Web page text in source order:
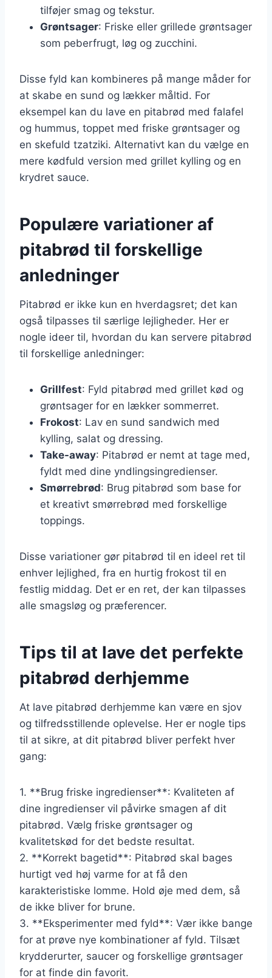
tilføjer smag og tekstur.
Grøntsager: Friske eller grillede grøntsager
som peberfrugt, løg og zucchini.
Disse fyld kan kombineres på mange måder for
at skabe en sund og lækker måltid. For
eksempel kan du lave en pitabrød med falafel
og hummus, toppet med friske grøntsager og
en skefuld tzatziki. Alternativt kan du vælge en
mere kødfuld version med grillet kylling og en
krydret sauce.
Populære variationer af
pitabrød til forskellige
anledninger
Pitabrød er ikke kun en hverdagsret; det kan
også tilpasses til særlige lejligheder. Her er
nogle ideer til, hvordan du kan servere pitabrød
til forskellige anledninger:
Grillfest: Fyld pitabrød med grillet kød og
grøntsager for en lækker sommerret.
Frokost: Lav en sund sandwich med
kylling, salat og dressing.
Take-away: Pitabrød er nemt at tage med,
fyldt med dine yndlingsingredienser.
Smørrebrød: Brug pitabrød som base for
et kreativt smørrebrød med forskellige
toppings.
Disse variationer gør pitabrød til en ideel ret til
enhver lejlighed, fra en hurtig frokost til en
festlig middag. Det er en ret, der kan tilpasses
alle smagsløg og præferencer.
Tips til at lave det perfekte
pitabrød derhjemme
At lave pitabrød derhjemme kan være en sjov
og tilfredsstillende oplevelse. Her er nogle tips
til at sikre, at dit pitabrød bliver perfekt hver
gang:
1. **Brug friske ingredienser**: Kvaliteten af
dine ingredienser vil påvirke smagen af dit
pitabrød. Vælg friske grøntsager og
kvalitetskød for det bedste resultat.
2. **Korrekt bagetid**: Pitabrød skal bages
hurtigt ved høj varme for at få den
karakteristiske lomme. Hold øje med dem, så
de ikke bliver for brune.
3. **Eksperimenter med fyld**: Vær ikke bange
for at prøve nye kombinationer af fyld. Tilsæt
krydderurter, saucer og forskellige grøntsager
for at finde din favorit.